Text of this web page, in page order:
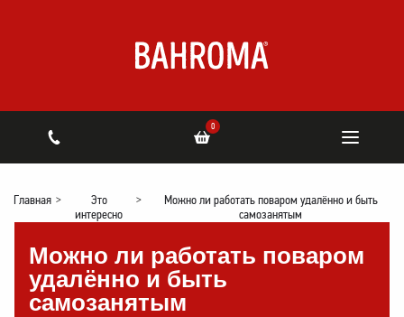
0
Главная >
Это
интересно
>
Можно ли работать поваром удалённо и быть
самозанятым
Можно ли работать поваром
удалённо и быть
самозанятым